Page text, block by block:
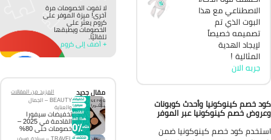
الاصطناعي مع هذا
البوت الذي تم
تصميمه خصيصاً
لإيجاد الهدية
المثالية !
جربه الان
خصم كينوكونيا وأحدث كوبونات
خصم كينوكونيا عبر الموفر
كود خصم كينوكونيا ضمن
لا تفوت الخصومات مرة
أخرى! ميزة الموفر على
كروم يعثر على
الخصومات ويطبقها
تلقائيًا.
+ أضف إلى كروم
مقال جديد
المزيد من المقالات
BEAUTY – الجمال
والعناية
تخفيضات سيفورا
القادمة في 2025 –
خصومات حتى 80%